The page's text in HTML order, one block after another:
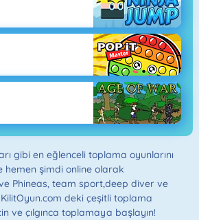
gibi en eğlenceli toplama oyunlarını
hemen şimdi online olarak
Phineas, team sport,deep diver ve
deki çeşitli toplama
ve çılgınca toplamaya başlayın!